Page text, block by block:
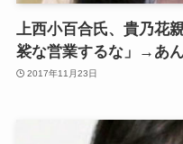
上西小百合氏、貴乃花
裟な営業するな」→あ
2017年11月23日